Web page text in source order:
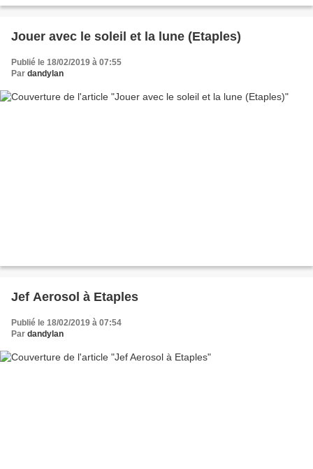
Jouer avec le soleil et la lune (Etaples)
Publié le 18/02/2019 à 07:55
Par dandylan
Jef Aerosol à Etaples
Publié le 18/02/2019 à 07:54
Par dandylan